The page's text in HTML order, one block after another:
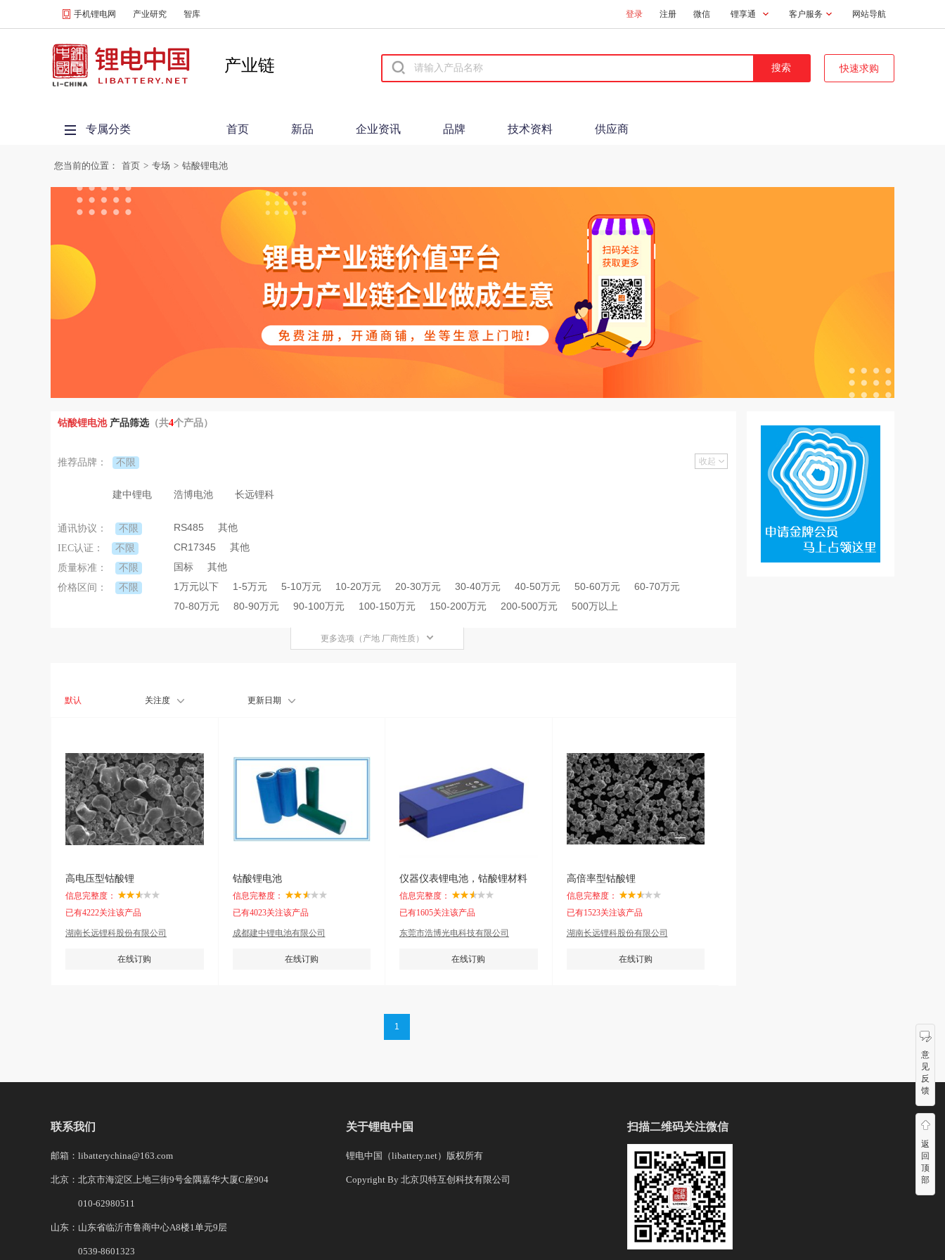
手机锂电网 产业研究 智库 登录 注册 微信 锂享通 客户服务 网站导航
产业链 快速求购
专属分类 首页 新品 企业资讯 品牌 技术资料 供应商
您当前的位置： 首页 > 专场 > 钴酸锂电池
钴酸锂电池 产品筛选（共4个产品）
推荐品牌： 不限 收起
建中锂电 浩博电池 长远锂科
通讯协议： 不限 RS485 其他
IEC认证： 不限 CR17345 其他
质量标准： 不限 国标 其他
价格区间： 不限 1万元以下 1-5万元 5-10万元 10-20万元 20-30万元 30-40万元 40-50万元 50-60万元
60-70万元
70-80万元
80-90万元 90-100万元 100-150万元 150-200万元 200-500万元 500万以上
更多选项（产地 厂商性质）
默认 关注度 更新日期
高电压型钴酸锂
信息完整度：
已有4222关注该产品
湖南长远锂科股份有限公司
在线订购
钴酸锂电池
信息完整度：
已有4023关注该产品
成都建中锂电池有限公司
在线订购
仪器仪表锂电池，钴酸锂材料
信息完整度：
已有1605关注该产品
东莞市浩博光电科技有限公司
在线订购
高倍率型钴酸锂
信息完整度：
已有1523关注该产品
湖南长远锂科股份有限公司
在线订购
1
联系我们
邮箱：libatterychina@163.com
北京：北京市海淀区上地三街9号金隅嘉华大厦C座904
010-62980511
山东：山东省临沂市鲁商中心A8楼1单元9层
0539-8601323
关于锂电中国
锂电中国（libattery.net）版权所有
Copyright By 北京贝特互创科技有限公司
扫描二维码关注微信
意
见
反
馈
返
回
顶
部